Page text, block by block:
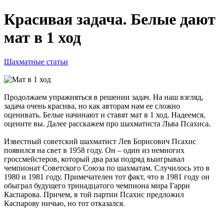
Красивая задача. Белые дают
мат в 1 ход
Шахматные статьи
Продолжаем упражняться в решении задач. На наш взгляд,
задача очень красива, но как авторам нам ее сложно
оценивать. Белые начинают и ставят мат в 1 ход. Надеемся,
оцените вы. Далее расскажем про шахматиста Льва Псахиса.
Известный советский шахматист Лев Борисович Псахис
появился на свет в 1958 году. Он – один из немногих
гроссмейстеров, который два раза подряд выигрывал
чемпионат Советского Союза по шахматам. Случилось это в
1980 и 1981 году. Примечателен тот факт, что в 1981 году он
обыграл будущего тринадцатого чемпиона мира Гарри
Каспарова. Причем, в той партии Псахис предложил
Каспарову ничью, но тот отказался.